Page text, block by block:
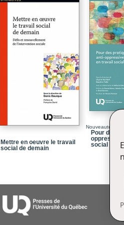
Mettre en oeuvre le travail
social de demain
Nouveauté
Pour des
social